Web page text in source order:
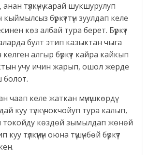
анан түлкүнү карай шукшурулуп
кыймылсыз бүркүттүн зуулдап келе
көз албай тура берет. Бүркүт
булт этип казыктан чыга
келген алгыр бүркүт кайра кайкып
учу ичин жарып, ошол жерде
болот.
чаап келе жаткан мүнүшкөрдү
куу түлкү чокчойуп тура калып,
көздөй зымылдап жөнөй
түлкүнүн оюна түшүнбөй бүркүт